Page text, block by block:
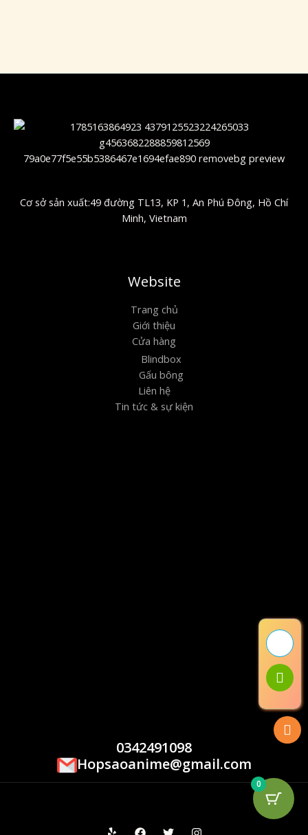
Cơ sở sản xuất:49 đường TL13, KP 1, An Phú Đông, Hồ Chí
Minh, Vietnam
Website
Trang chủ
Giới thiệu
Cửa hàng
Blindbox
Gấu bông
Liên hệ
Tin tức & sự kiện
0342491098
Hopsaoanime@gmail.com
0